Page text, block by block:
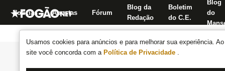
Usamos cookies para anúncios e para melhorar sua experiência.
site você concorda com a Política de Privacidade .
Notícias Apostas Fórum
Blog da
Redação
Boletim
do C.E.
Blog
do